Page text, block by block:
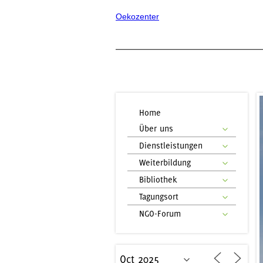
Oekozenter
Home
Über uns
Dienstleistungen
Weiterbildung
Bibliothek
Tagungsort
NGO-Forum